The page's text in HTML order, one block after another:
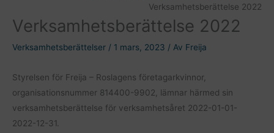
Verksamhetsberättelse 2022
Verksamhetsberättelse 2022
Verksamhetsberättelser / 1 mars, 2023 / Av Freija
Styrelsen för Freija – Roslagens företagarkvinnor,
organisationsnummer 814400-9902, lämnar härmed sin
verksamhetsberättelse för verksamhetsåret 2022-01-01-
2022-12-31.